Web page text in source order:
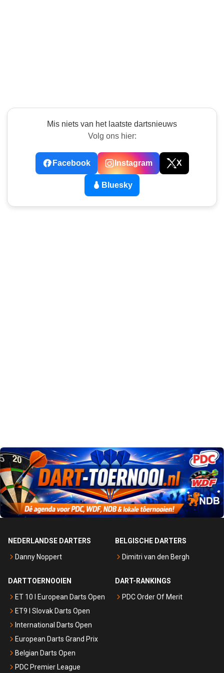
Mis niets van het laatste dartsnieuws
Volg ons hier:
Facebook Instagram X
Bluesky
NEDERLANDSE DARTERS
Danny Noppert
BELGISCHE DARTERS
Dimitri van den Bergh
DARTTOERNOOIEN
ET 10 I European Darts Open
ET9 I Slovak Darts Open
International Darts Open
European Darts Grand Prix
Belgian Darts Open
PDC Premier League
DART-RANKINGS
PDC Order Of Merit